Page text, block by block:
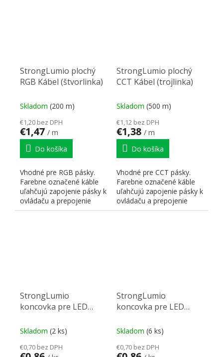
StrongLumio plochý
RGB Kábel (štvorlinka)
Skladom (200 m)
€1,20 bez DPH
€1,47 / m
Do košíka
Vhodné pre RGB pásky.
Farebne označené káble
uľahčujú zapojenie pásky k
ovládaču a prepojenie
pásikov medzi sebou.
StrongLumio plochý
CCT Kábel (trojlinka)
Skladom (500 m)
€1,12 bez DPH
€1,38 / m
Do košíka
Vhodné pre CCT pásky.
Farebne označené káble
uľahčujú zapojenie pásky k
ovládaču a prepojenie
pásikov medzi sebou.
StrongLumio
koncovka pre LED
Skladom (2 ks)
€0,70 bez DPH
StrongLumio
koncovka pre LED
Skladom (6 ks)
€0,70 bez DPH